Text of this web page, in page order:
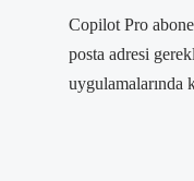
Copilot Pro
posta adresi
uygulamalarında